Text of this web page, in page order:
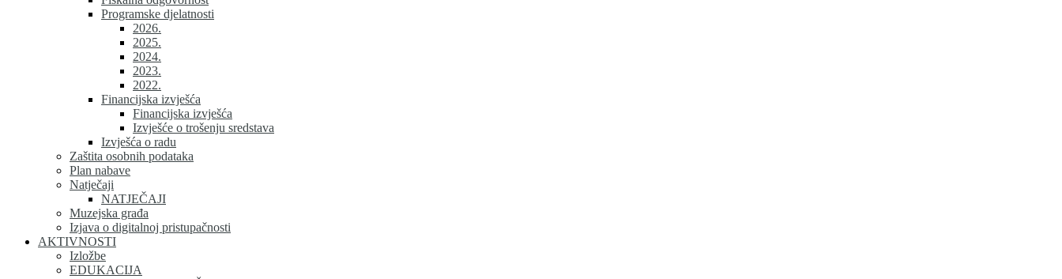
Programske djelatnosti
2026.
2025.
2024.
2023.
2022.
Financijska izvješća
Financijska izvješća
Izvješće o trošenju sredstava
Izvješća o radu
Zaštita osobnih podataka
Plan nabave
Natječaji
NATJEČAJI
Muzejska građa
Izjava o digitalnoj pristupačnosti
AKTIVNOSTI
Izložbe
EDUKACIJA